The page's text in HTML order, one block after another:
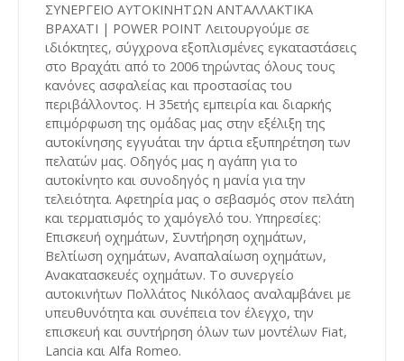
ΣΥΝΕΡΓΕΙΟ ΑΥΤΟΚΙΝΗΤΩΝ ΑΝΤΑΛΛΑΚΤΙΚΑ
ΒΡΑΧΑΤΙ | POWER POINT Λειτουργούμε σε
ιδιόκτητες, σύγχρονα εξοπλισμένες εγκαταστάσεις
στο Βραχάτι από το 2006 τηρώντας όλους τους
κανόνες ασφαλείας και προστασίας του
περιβάλλοντος. Η 35ετής εμπειρία και διαρκής
επιμόρφωση της ομάδας μας στην εξέλιξη της
αυτοκίνησης εγγυάται την άρτια εξυπηρέτηση των
πελατών μας. Οδηγός μας η αγάπη για το
αυτοκίνητο και συνοδηγός η μανία για την
τελειότητα. Αφετηρία μας ο σεβασμός στον πελάτη
και τερματισμός το χαμόγελό του. Υπηρεσίες:
Επισκευή οχημάτων, Συντήρηση οχημάτων,
Βελτίωση οχημάτων, Αναπαλαίωση οχημάτων,
Ανακατασκευές οχημάτων. Το συνεργείο
αυτοκινήτων Πολλάτος Νικόλαος αναλαμβάνει με
υπευθυνότητα και συνέπεια τον έλεγχο, την
επισκευή και συντήρηση όλων των μοντέλων Fiat,
Lancia και Alfa Romeo.